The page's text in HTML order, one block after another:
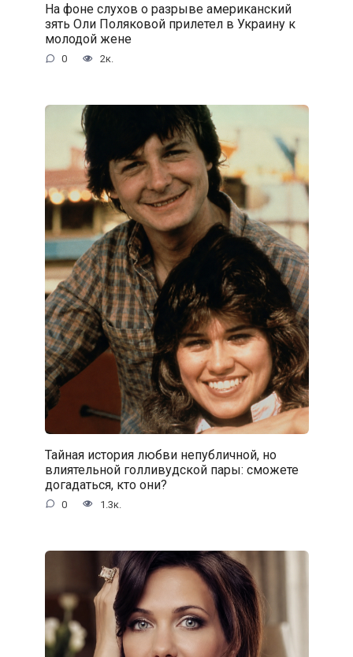
На фоне слухов о разрыве американский
зять Оли Поляковой прилетел в Украину к
молодой жене
0 2к.
Тайная история любви непубличной, но
влиятельной голливудской пары: сможете
догадаться, кто они?
0 1.3к.